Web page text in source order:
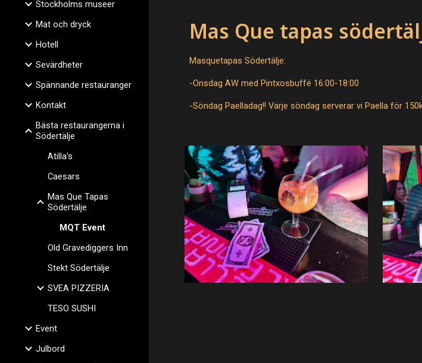
Stockholms museer
Mat och dryck
Hotell
Sevärdheter
Spännande restauranger
Kontakt
Bästa restaurangerna i
Södertälje
Atilla's
Caesars
Mas Que Tapas
Södertälje
MQT Event
Old Gravediggers Inn
Stekt Södertälje
SVEA PIZZERIA
TESO SUSHI
Event
Julbord
Mas Que tapas
Masquetapas Södertälje:
-Onsdag AW med Pintxosbuffé 16:00-18:00
-Söndag Paelladag!! Varje söndag serverar vi Paella för